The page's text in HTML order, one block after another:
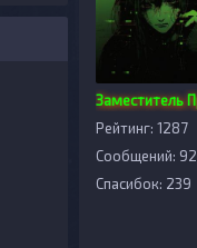
Рейтинг: 1287
Сообщений: 92
Спасибок: 239